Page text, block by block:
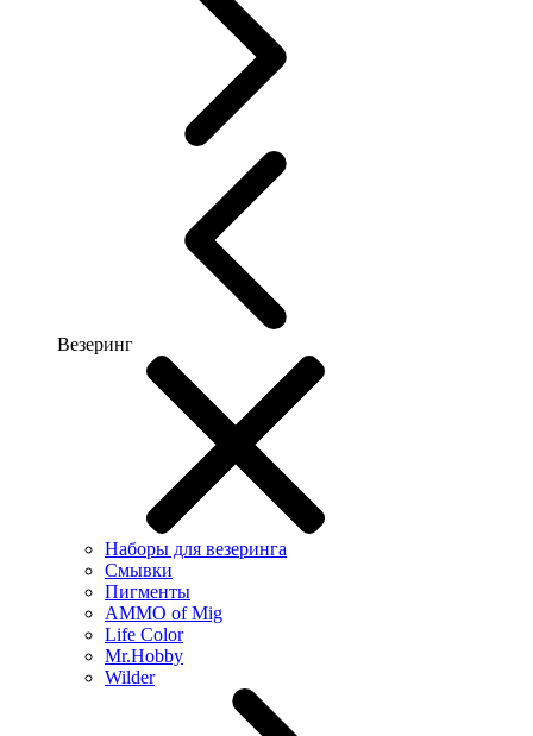
Везеринг
Наборы для везеринга
Смывки
Пигменты
AMMO of Mig
Life Color
Mr.Hobby
Wilder